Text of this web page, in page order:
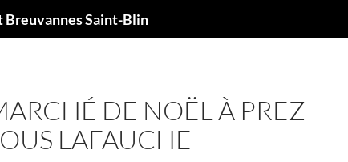
Breuvannes Saint-Blin
DE NOËL À PREZ
LAFAUCHE